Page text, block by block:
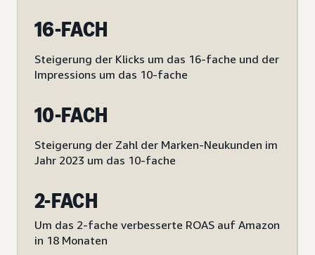
16-FACH
Steigerung der Klicks um das 16-fache und der
Impressions um das 10-fache
10-FACH
Steigerung der Zahl der Marken-Neukunden im
Jahr 2023 um das 10-fache
2-FACH
Um das 2-fache verbesserte ROAS auf Amazon
in 18 Monaten